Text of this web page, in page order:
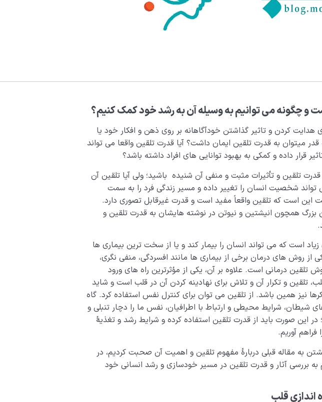
و چگونه می توانیم به وسیله آن به رشد خود کمک کنیم؟
هدایت کردن و تاثیر گذاشتن خودآگاهانه بر روی ذهن و افکار خود یا
میتوان به قدرت تلقین ایمان داشت؟ آیا قدرت تلقین واقعا می تواند
قرار داده و کمکی به بهبود توانایی های افراد داشته باشد؟
تلقین و تأثیرات مثبت و منفی آن شنیده باشید؛ ولی آیا تلقین آن
تواند شخصیت انسان را تغییر داده و مسیر زندگی فرد را به سمت
این است که تلقین واقعاً مفید است و قدرت غیرقابل تصوری دارد.
بزرگ همچون انیشتین و نیوتن در نوشته هایشان به قدرت تلقین و
است که می تواند انسان را بیمار کند و یا از سخت ترین بیماری ها
از روش های درمان برخی از بیماری ها مانند افسردگی، منفی نگری،
تلقین درمانی است. علاوه بر آن، یکی از مؤثرترین راه های ورود
تلقین و تکرار آن و تلاش برای نهادینه کردن آن در قلب است و شاید
نیز همین باشد. از تلقین می توان برای کنترل نفس استفاده کرد. گاه
شیطان، شرایط محیطی و ارتباط با اطرافیان، نفس ما را دچار تنبلی و
این صورت باید از قدرت تلقین استفاده کرده و شرایط رشد و تغذیۀ
آوریم.
به مقاله قبلی دربارهٔ مفهوم تلقین و اهمیت آن صحبت کردیم، در
به بررسی آثار و قدرت تلقین در مسیر خودسازی و رشد انسانی خود
اندازی قلب